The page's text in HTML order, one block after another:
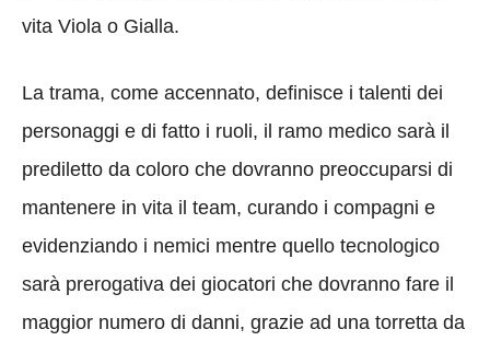
vita Viola o Gialla.
La trama, come accennato, definisce i talenti dei
personaggi e di fatto i ruoli, il ramo medico sarà il
prediletto da coloro che dovranno preoccuparsi di
mantenere in vita il team, curando i compagni e
evidenziando i nemici mentre quello tecnologico
sarà prerogativa dei giocatori che dovranno fare il
maggior numero di danni, grazie ad una torretta da